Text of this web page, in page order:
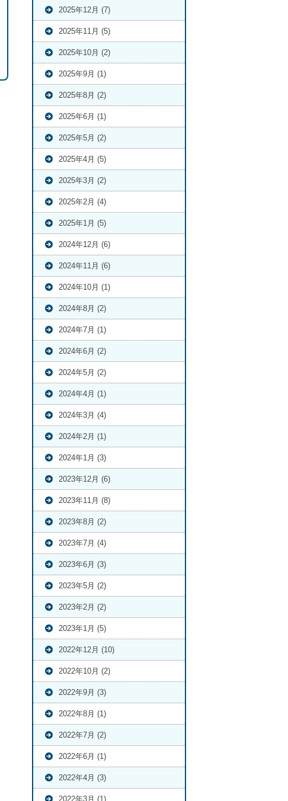
2025年12月 (7)
2025年11月 (5)
2025年10月 (2)
2025年9月 (1)
2025年8月 (2)
2025年6月 (1)
2025年5月 (2)
2025年4月 (5)
2025年3月 (2)
2025年2月 (4)
2025年1月 (5)
2024年12月 (6)
2024年11月 (6)
2024年10月 (1)
2024年8月 (2)
2024年7月 (1)
2024年6月 (2)
2024年5月 (2)
2024年4月 (1)
2024年3月 (4)
2024年2月 (1)
2024年1月 (3)
2023年12月 (6)
2023年11月 (8)
2023年8月 (2)
2023年7月 (4)
2023年6月 (3)
2023年5月 (2)
2023年2月 (2)
2023年1月 (5)
2022年12月 (10)
2022年10月 (2)
2022年9月 (3)
2022年8月 (1)
2022年7月 (2)
2022年6月 (1)
2022年4月 (3)
2022年3月 (1)